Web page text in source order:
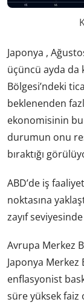
Japonya ,
üçüncü ayda
Bölgesi’ndeki
beklenenden
ekonomisinin
durumun onu
bıraktığı
ABD’de iş
noktasına
zayıf
Avrupa Merkez
Japonya Merkez
enflasyonist
süre yüksek faiz